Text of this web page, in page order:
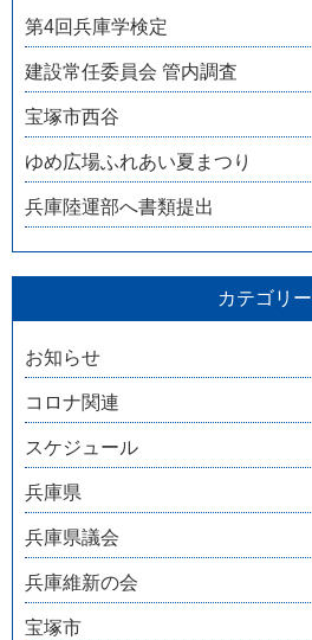
第4回兵庫学検定
建設常任委員会 管内調査
宝塚市西谷
ゆめ広場ふれあい夏まつり
兵庫陸運部へ書類提出
カテゴリー
お知らせ
コロナ関連
スケジュール
兵庫県
兵庫県議会
兵庫維新の会
宝塚市